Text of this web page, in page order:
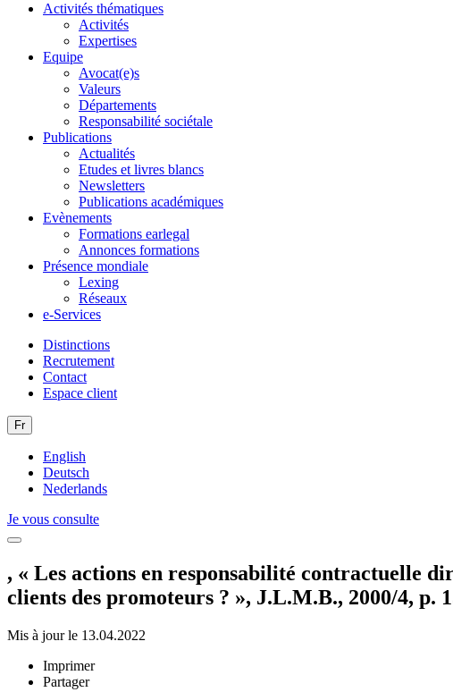
Activités thématiques
Activités
Expertises
Equipe
Avocat(e)s
Valeurs
Départements
Responsabilité sociétale
Publications
Actualités
Etudes et livres blancs
Newsletters
Publications académiques
Evènements
Formations earlegal
Annonces formations
Présence mondiale
Lexing
Réseaux
e-Services
Distinctions
Recrutement
Contact
Espace client
Fr
English
Deutsch
Nederlands
Je vous consulte
, « Les actions en responsabilité contractuelle
clients des promoteurs ? », J.L.M.B., 2000/4, p.
Mis à jour le 13.04.2022
Imprimer
Partager